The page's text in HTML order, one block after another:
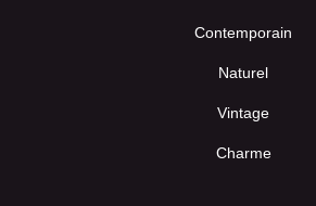
Contemporain
Naturel
Vintage
Charme